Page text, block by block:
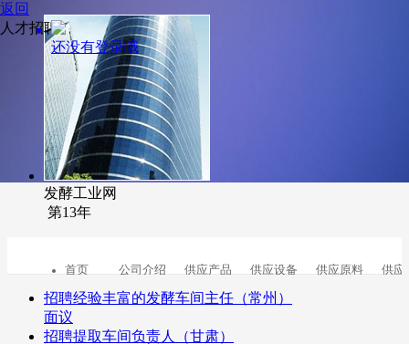
返回
人才招聘
发酵工业网
第13年
首页 公司介绍 供应产品 供应设备 供应原料 供应
招聘经验丰富的发酵车间主任（常州）
面议
招聘提取车间负责人（甘肃）
还没有登录哦